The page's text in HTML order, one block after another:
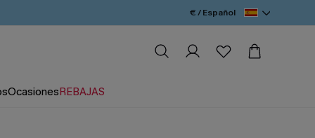
€ / Español
OcasionesREBAJAS